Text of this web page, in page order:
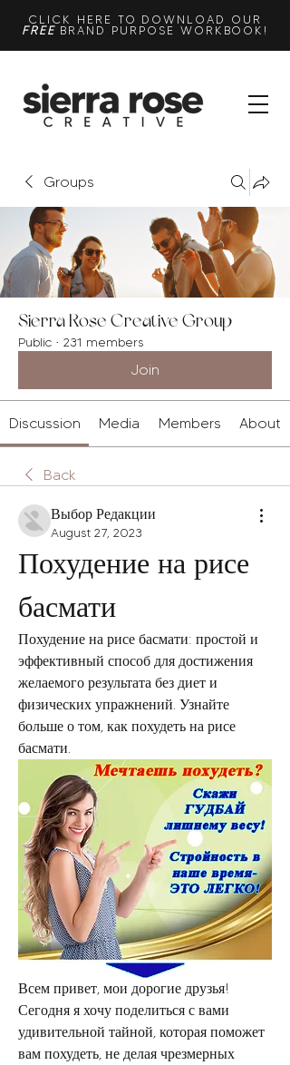
CLICK HERE TO DOWNLOAD OUR
FREEBRAND PURPOSE WORKBOOK!
Groups
Sierra Rose Creative Group
Public · 231 members
Join
Discussion Media Members About
Back
Выбор Редакции
August 27, 2023
Похудение на рисе
басмати
Похудение на рисе басмати: простой и
эффективный способ для достижения
желаемого результата без диет и
физических упражнений. Узнайте
больше о том, как похудеть на рисе
басмати.
Всем привет, мои дорогие друзья!
Сегодня я хочу поделиться с вами
удивительной тайной, которая поможет
вам похудеть, не делая чрезмерных